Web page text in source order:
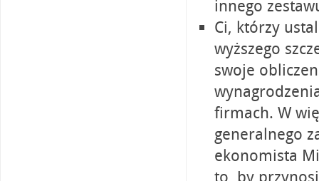
innego
Ci, którzy
wyższego
swoje
firmach. W
generalnego
ekonomista
to, by